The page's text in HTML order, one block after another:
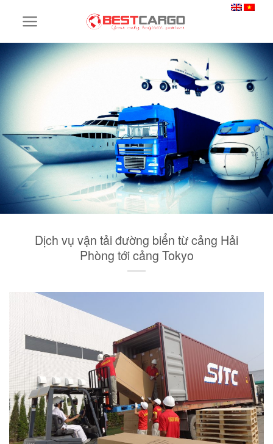
Dịch vụ vận tải đường biển từ cảng Hải
Phòng tới cảng Tokyo